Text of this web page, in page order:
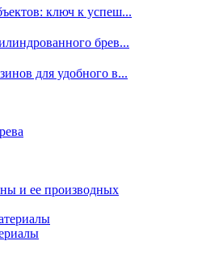
ключ к успеш...
брев...
для удобного в...
и ее производных